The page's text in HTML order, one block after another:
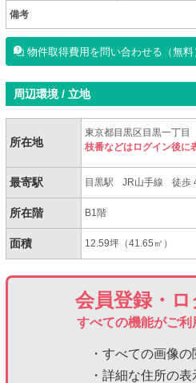
備考
物件取得費用を問い合わせる（無料
周辺環境 / 立地
所在地
東京都目黒区目黒一丁目
枝番などはログイン後に
最寄駅 目黒駅 JR山手線 徒歩
所在階 B1階
面積 12.59坪（41.65㎡）
会員登録・
すべての機能がご
・すべての画像の
・詳細な住所の表